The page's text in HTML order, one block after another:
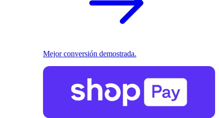
Mejor conversión demostrada.